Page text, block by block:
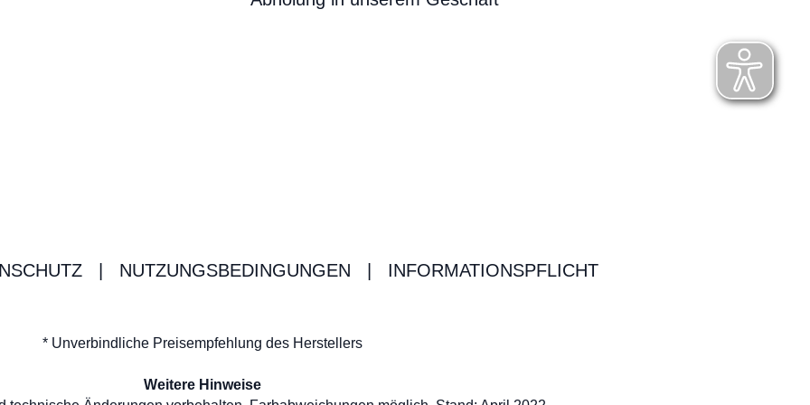
NUTZUNGSBEDINGUNGEN INFORMATIONSPFLICHT
* Unverbindliche Preisempfehlung des Herstellers
Weitere Hinweise